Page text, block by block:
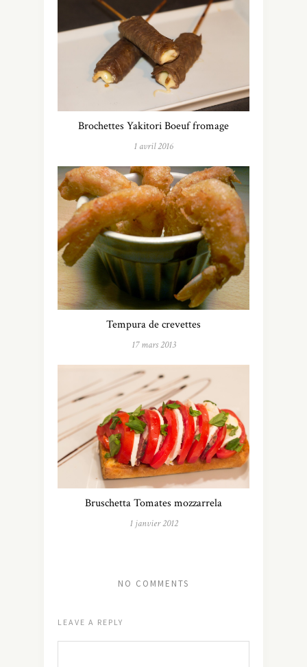
Brochettes Yakitori Boeuf fromage
1 avril 2016
Tempura de crevettes
17 mars 2013
Bruschetta Tomates mozzarrela
1 janvier 2012
NO COMMENTS
LEAVE A REPLY